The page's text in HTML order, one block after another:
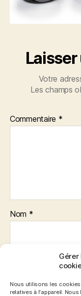
Nous utilisons les
relatives à l'appareil.
Votre
Les champs
Commentaire *
Nom *